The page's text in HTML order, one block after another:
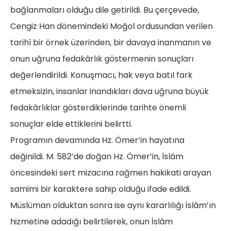
bağlanmaları olduğu dile getirildi. Bu çerçevede,
Cengiz Han dönemindeki Moğol ordusundan verilen
tarihî bir örnek üzerinden, bir davaya inanmanın ve
onun uğruna fedakârlık göstermenin sonuçları
değerlendirildi. Konuşmacı, hak veya batıl fark
etmeksizin, insanlar inandıkları dava uğruna büyük
fedakârlıklar gösterdiklerinde tarihte önemli
sonuçlar elde ettiklerini belirtti.
Programın devamında Hz. Ömer’in hayatına
değinildi. M. 582’de doğan Hz. Ömer’in, İslâm
öncesindeki sert mizacına rağmen hakikati arayan
samimi bir karaktere sahip olduğu ifade edildi.
Müslüman olduktan sonra ise aynı kararlılığı İslâm’ın
hizmetine adadığı belirtilerek, onun İslâm